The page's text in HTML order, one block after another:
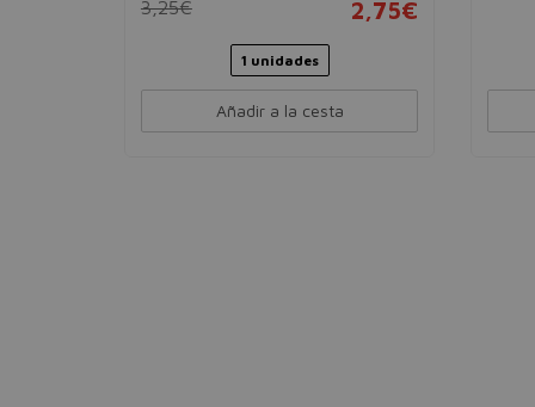
3,25€ 2,75€
1 unidades
Añadir a la cesta